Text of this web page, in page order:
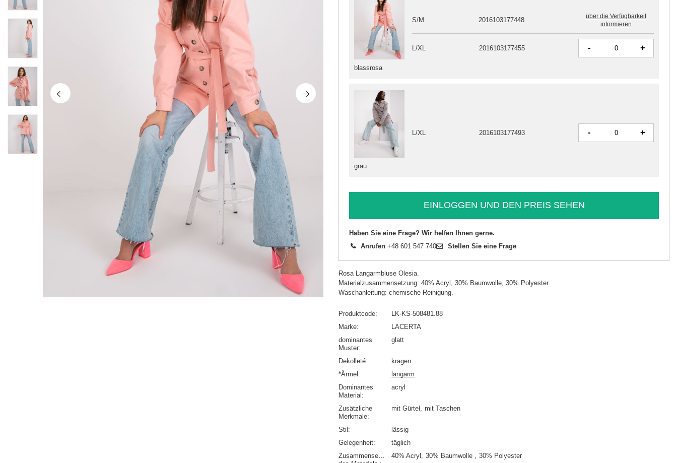
blassrosa
S/M 2016103177448
über die Verfügbarkeit
informieren
L/XL 2016103177455 - +
grau
L/XL 2016103177493 - +
EINLOGGEN UND DEN PREIS SEHEN
Haben Sie eine Frage? Wir helfen Ihnen gerne.
Anrufen +48 601 547 740 Stellen Sie eine Frage
Rosa Langarmbluse Olesia.
Materialzusammensetzung: 40% Acryl, 30% Baumwolle, 30% Polyester.
Waschanleitung: chemische Reinigung.
Produktcode
LK-KS-508481.88
Marke
LACERTA
dominantes
Muster
glatt
Dekolleté
kragen
*Ärmel
langarm
Dominantes
Material
acryl
Zusätzliche
Merkmale
mit Gürtel mit Taschen
Stil
lässig
Gelegenheit
täglich
Zusammensetzung40% Acryl 30% Baumwolle 30% Polyester